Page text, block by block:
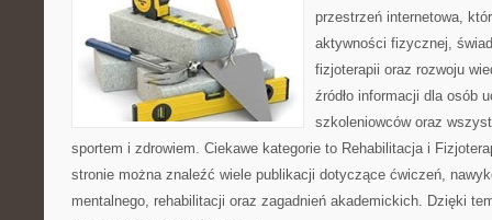
przestrzeń internetowa,
aktywności fizycznej,
fizjoterapii oraz rozwoju
źródło informacji dla osób
szkoleniowców oraz
sportem i zdrowiem. Ciekawe kategorie to Rehabilitacja i
stronie można znaleźć wiele publikacji dotyczące ćwiczeń,
mentalnego, rehabilitacji oraz zagadnień akademickich. Dzięki